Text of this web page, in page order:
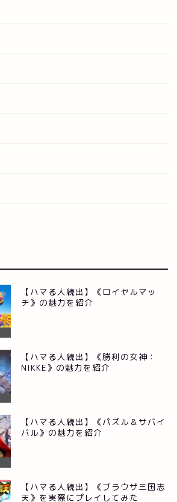
【ハマる人続出】《ロイヤルマッ
チ》の魅力を紹介
【ハマる人続出】《勝利の女神：
NIKKE》の魅力を紹介
【ハマる人続出】《パズル＆サバイ
バル》の魅力を紹介
【ハマる人続出】《ブラウザ三国志
天》を実際にプレイしてみた
ストラテジー